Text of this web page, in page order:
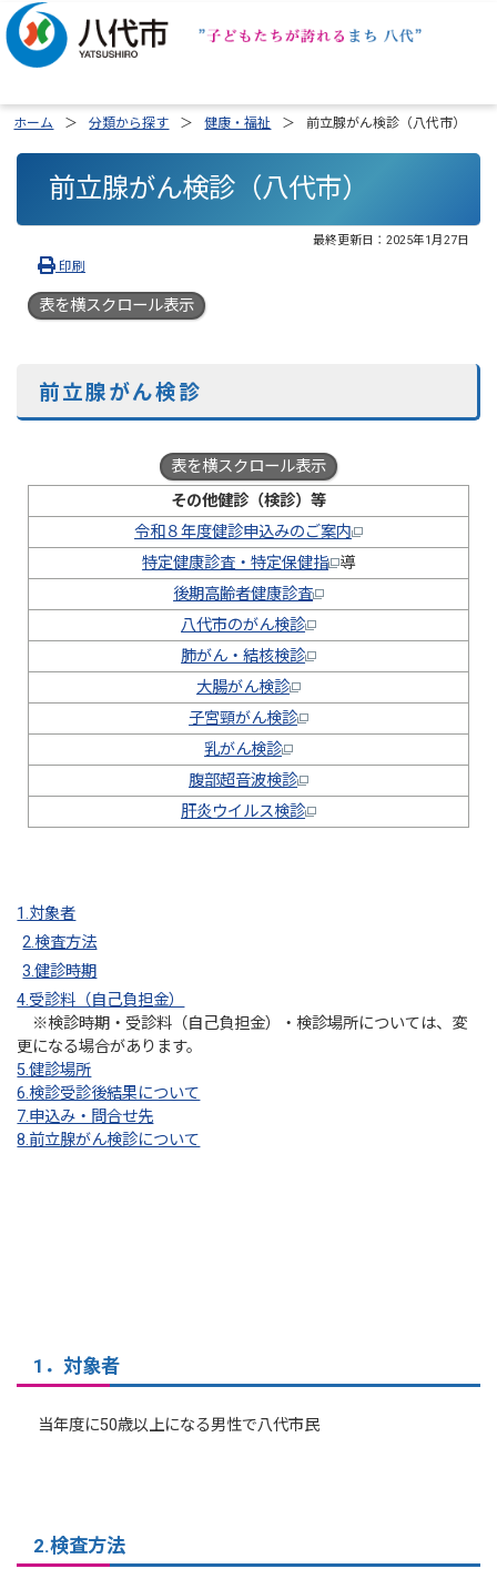
ホーム 分類から探す 健康・福祉 前立腺がん検診（八代市）
前立腺がん検診（八代市）
最終更新日： 2025年1月27日
印刷
表を横スクロール表示
前立腺がん検診
表を横スクロール表示
その他健診（検診）等
令和８年度健診申込みのご案内
特定健康診査・特定保健指
導
後期高齢者健康診査
八代市のがん検診
肺がん・結核検診
大腸がん検診
子宮頸がん検診
乳がん検診
腹部超音波検診
肝炎ウイルス検診
1.対象者
2.検査方法
3.健診時期
4.受診料（自己負担金）
※検診時期・受診料（自己負担金）・検診場所については、変
更になる場合があります。
5.健診場所
6.検診受診後結果について
7.申込み・問合せ先
8.前立腺がん検診について
1．対象者
当年度に50歳以上になる男性で八代市民
2.検査方法